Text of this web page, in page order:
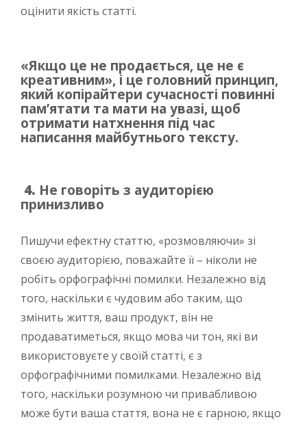
оцінити якість статті.
«Якщо це не продається, це не є
креативним», і це головний принцип,
який копірайтери сучасності повинні
пам’ятати та мати на увазі, щоб
отримати натхнення під час
написання майбутнього тексту.
4. Не говоріть з аудиторією
принизливо
Пишучи ефектну статтю, «розмовляючи» зі
своєю аудиторією, поважайте її – ніколи не
робіть орфографічні помилки. Незалежно від
того, наскільки є чудовим або таким, що
змінить життя, ваш продукт, він не
продаватиметься, якщо мова чи тон, які ви
використовуєте у своїй статті, є з
орфографічними помилками. Незалежно від
того, наскільки розумною чи привабливою
може бути ваша стаття, вона не є гарною, якщо